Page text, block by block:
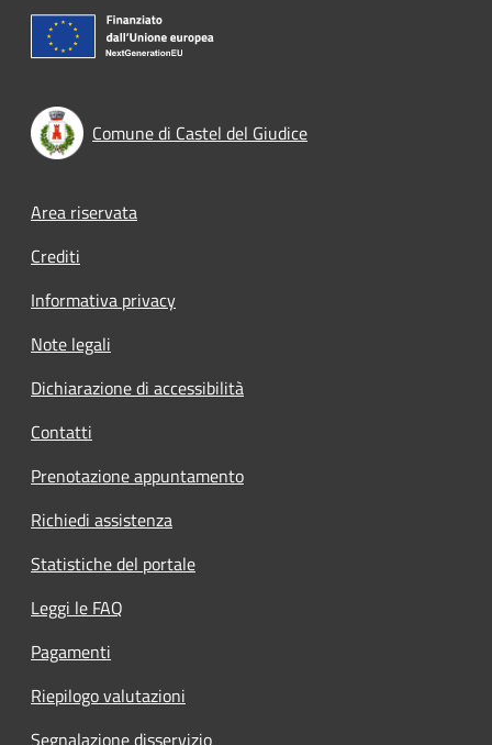
Comune di Castel del Giudice
Footer menu
Area riservata
Crediti
Informativa privacy
Note legali
Dichiarazione di accessibilità
Contatti
Prenotazione appuntamento
Richiedi assistenza
Statistiche del portale
Leggi le FAQ
Pagamenti
Riepilogo valutazioni
Segnalazione disservizio